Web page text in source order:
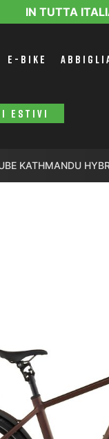
IN TUTTA
E-BIKE
ESTIVI
KATHMANDU